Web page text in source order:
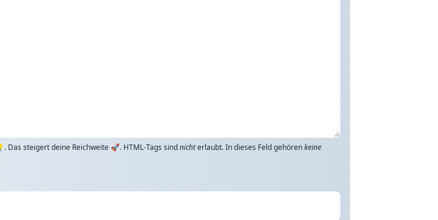
Das steigert deine Reichweite 🚀. HTML-Tags sindnichterlaubt. In dieses Feld gehörenkeine